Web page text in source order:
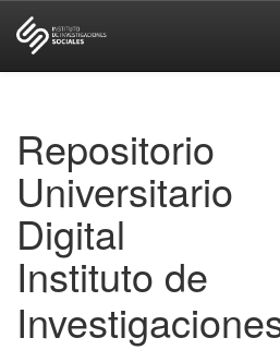
Repositorio
Universitario
Digital
Instituto de